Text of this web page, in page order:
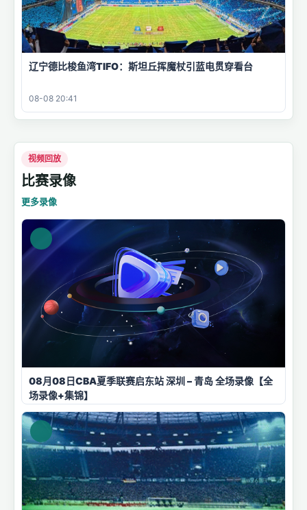
辽宁德比梭鱼湾TIFO：斯坦丘挥魔杖引蓝电贯穿看台
08-08 20:41
视频回放
比赛录像
更多录像
08月08日CBA夏季联赛启东站 深圳 – 青岛 全场录像【全
场录像+集锦】